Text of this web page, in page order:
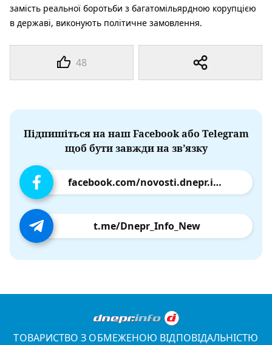
48
замість реальної боротьби з багатомільярдною корупцією
в державі, виконують політичне замовлення.
Підпишіться на наш Facebook або Telegram
щоб бути завжди на зв’язку
facebook.com/novosti.dnepr.info
t.me/Dnepr_Info_New
ТОВАРИСТВО З ОБМЕЖЕНОЮ ВІДПОВІДАЛЬНІСТЮ